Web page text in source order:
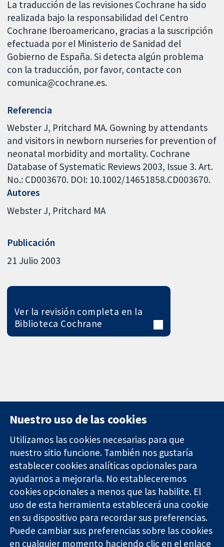
La traducción de las revisiones Cochrane ha sido
realizada bajo la responsabilidad del Centro
Cochrane Iberoamericano, gracias a la suscripción
efectuada por el Ministerio de Sanidad del
Gobierno de España. Si detecta algún problema
con la traducción, por favor, contacte con
comunica@cochrane.es.
Referencia
Webster J, Pritchard MA. Gowning by attendants
and visitors in newborn nurseries for prevention of
neonatal morbidity and mortality. Cochrane
Database of Systematic Reviews 2003, Issue 3. Art.
No.: CD003670. DOI: 10.1002/14651858.CD003670.
Autores
Webster J Pritchard MA
Publicación
21 Julio 2003
Ver la revisión completa en la
Biblioteca Cochrane
Evidencia fiable.
Decisiones
informadas.
Mejor salud.
11-13 Cavendish
Square
Londres
W1G 0AN
Reino Unido
Contacto
Noticias
Prensa
Sobre
nosotros
Empleo
Cochrane
Library
Nuestro uso de las cookies
Utilizamos las cookies necesarias para que
nuestro sitio funcione. También nos gustaría
establecer cookies analíticas opcionales para
ayudarnos a mejorarla. No estableceremos
cookies opcionales a menos que las habilite. El
uso de esta herramienta establecerá una cookie
en su dispositivo para recordar sus preferencias.
Puede cambiar sus preferencias sobre las cookies
en cualquier momento haciendo clic en el enlace